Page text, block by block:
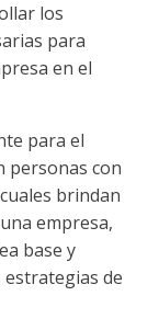
los
para
en el
para el
personas con
brindan
empresa,
base y
de